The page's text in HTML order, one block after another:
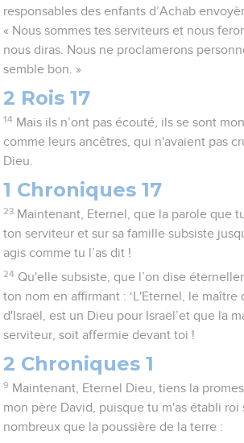
responsables des enfants d’Achab
« Nous sommes tes serviteurs et nous
nous diras. Nous ne proclamerons
semble bon. »
2 Rois 17
14 Mais ils n’ont pas écouté, ils se sont
comme leurs ancêtres, qui n'avaient pas
Dieu.
1 Chroniques 17
23 Maintenant, Eternel, que la parole que
ton serviteur et sur sa famille subsiste
agis comme tu l’as dit !
24 Qu'elle subsiste, que l’on dise
ton nom en affirmant : ‘L'Eternel, le maître
d'Israël, est un Dieu pour Israël’et que la
serviteur, soit affermie devant toi !
2 Chroniques 1
9 Maintenant, Eternel Dieu, tiens la
mon père David, puisque tu m'as établi roi
nombreux que la poussière de la terre :